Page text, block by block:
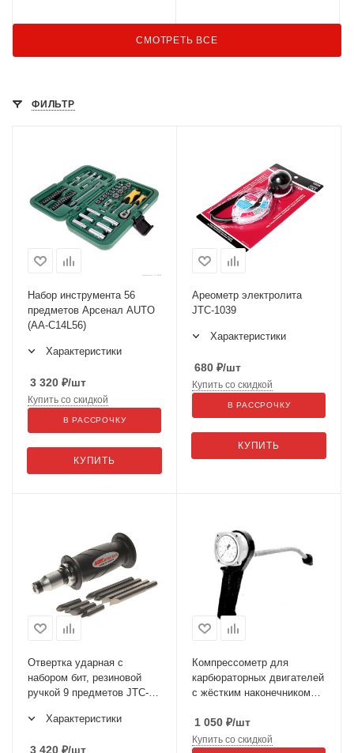
СМОТРЕТЬ ВСЕ
ФИЛЬТР
Набор инструмента 56
предметов Арсенал AUTO
(AA-C14L56)
Характеристики
3 320 ₽/шт
КУПИТЬ
Купить со скидкой
В РАССРОЧКУ
Ареометр электролита
JTC-1039
Характеристики
680 ₽/шт
КУПИТЬ
Купить со скидкой
В РАССРОЧКУ
Отвертка ударная с
набором бит, резиновой
ручкой 9 предметов JTC-
Характеристики
3 420 ₽/шт
Компрессометр для
карбюраторных двигателей
с жёстким наконечником
1 050 ₽/шт
Купить со скидкой